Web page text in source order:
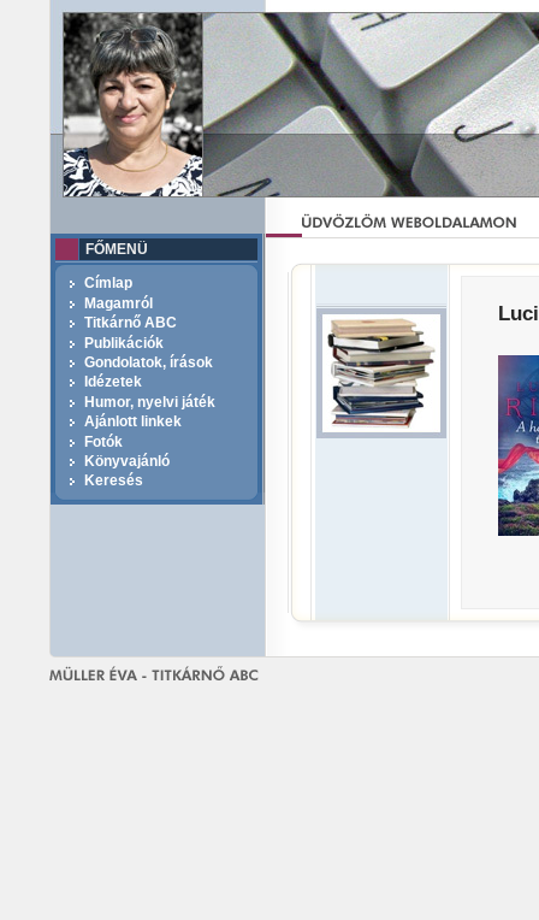
FŐMENÜ
Címlap
Magamról
Titkárnő ABC
Publikációk
Gondolatok, írások
Idézetek
Humor, nyelvi játék
Ajánlott linkek
Fotók
Könyvajánló
Keresés